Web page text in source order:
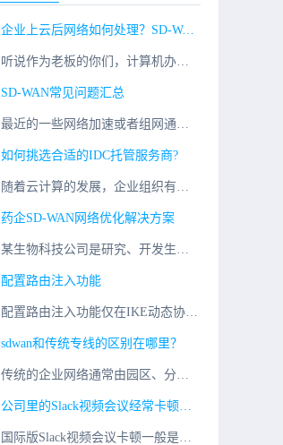
企业上云后网络如何处理？SD-WAN方案
听说作为老板的你们，计算机办公这块整的还是老一套？自己搭建机房，购买服务器，防火墙，专门的维护人员维护网络，对于上云后的“我”，对这些通通Say No！那么，来聊聊“企业上云”打个比方过去你的企业要用
SD-WAN常见问题汇总
最近的一些网络加速或者组网通讯项目中，经常会有SD-WAN组网优化，因此SD-WAN到底是什么？有什么用用处？为什么类型的客户提供哪些价值？因此，小编针对大家的一些问题，特地做一次汇总,那我们一起往下
如何挑选合适的IDC托管服务商?
随着云计算的发展，企业组织有很多选择IT随着服务需求的增加，供应也会增加。与优秀的服务器托管服务提供商合作，将提供可靠性、物有所值和成功的机会。当然，组织也会面临停机、安全威胁等一系列问题的风险，这可
药企SD-WAN网络优化解决方案
某生物科技公司是研究、开发生物疫苗技术的生物科技公司，在疫情期间为全国乃至全世界提供了数以亿计的新冠疫苗。作为一家科研机构，该生物科技公司的研发部门也需要访问国际专项网站来获取专业的科研资料；同时，作
配置路由注入功能
配置路由注入功能仅在IKE动态协商方式建立IPSec隧道情形下可行，手工方式建立IPSec隧道情形下不可行。启用了路由注入功能后，设备会根据安全策略中引用的ACL中各规则的目的地来生成路由，路由的下一
sdwan和传统专线的区别在哪里？
传统的企业网络通常由园区、分支和数据中心组成，通过企业WAN网络相互连接。长期以来，为了保证服务质量，企业WAN网络互联通常采用运营商的传统专线。虽然网络质量有保证，但业务开通繁琐，时间长，专线价格昂
公司里的Slack视频会议经常卡顿怎么解决？
国际版Slack视频会议卡顿一般是这几个原因造成。1、企业办公计算机性能不足，造成打开缓慢；解决办法：重点升级计算机cpu和内存。2、网络问题：由国外客户发起Slack视频电话会议很卡顿,那是因为国际